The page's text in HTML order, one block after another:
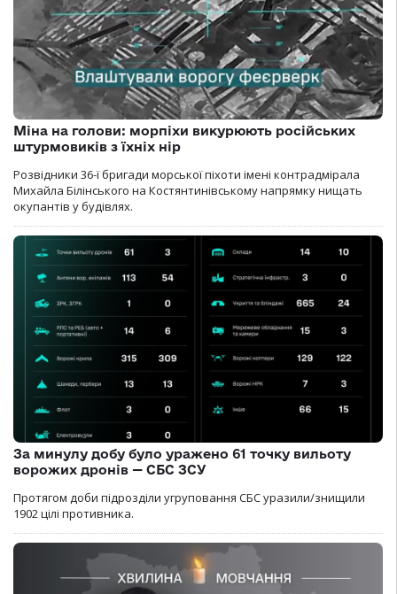
Міна на голови: морпіхи викурюють російських
штурмовиків з їхніх нір
Розвідники 36-ї бригади морської піхоти імені контрадмірала
Михайла Білінського на Костянтинівському напрямку нищать
окупантів у будівлях.
За минулу добу було уражено 61 точку вильоту
ворожих дронів — СБС ЗСУ
Протягом доби підрозділи угруповання СБС уразили/знищили
1902 цілі противника.